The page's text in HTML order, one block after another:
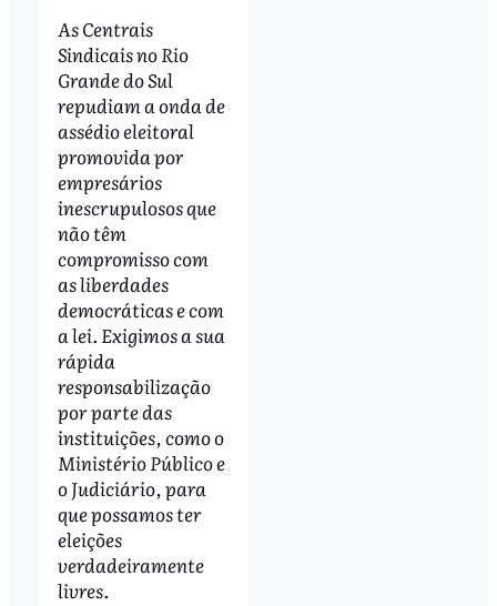
As Centrais
Sindicais no Rio
Grande do Sul
repudiam a onda de
assédio eleitoral
promovida por
empresários
inescrupulosos que
não têm
compromisso com
as liberdades
democráticas e com
a lei. Exigimos a sua
rápida
responsabilização
por parte das
instituições, como o
Ministério Público e
o Judiciário, para
que possamos ter
eleições
verdadeiramente
livres.